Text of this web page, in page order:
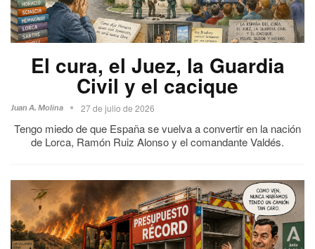
El cura, el Juez, la Guardia
Civil y el cacique
Juan A. Molina 27 de julio de 2026
Tengo miedo de que España se vuelva a convertir en la nación
de Lorca, Ramón Ruiz Alonso y el comandante Valdés.